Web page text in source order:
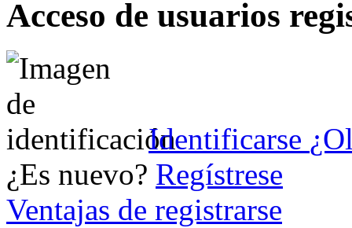
Acceso de usuarios
Identificarse
¿Es nuevo? Regístrese
Ventajas de registrarse